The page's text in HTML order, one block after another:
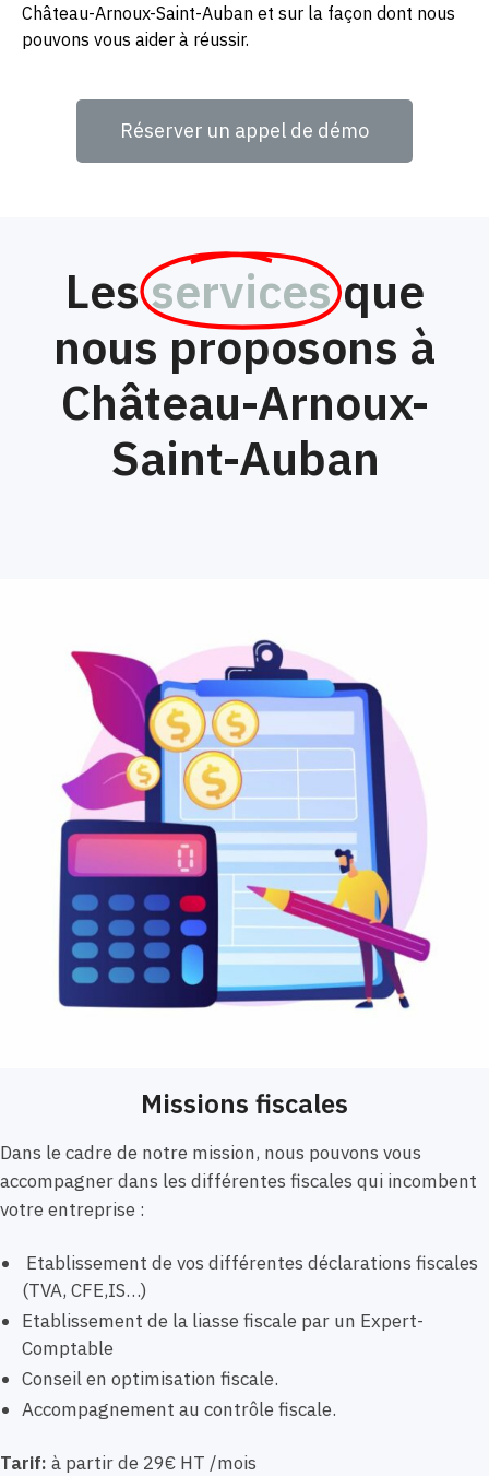
Château-Arnoux-Saint-Auban et sur la façon dont nous
pouvons vous aider à réussir.
Réserver un appel de démo
Lesservices que
nous proposons à
Château-Arnoux-
Saint-Auban
Missions fiscales
Dans le cadre de notre mission, nous pouvons vous
accompagner dans les différentes fiscales qui incombent
votre entreprise :
Etablissement de vos différentes déclarations fiscales
(TVA, CFE,IS…)
Etablissement de la liasse fiscale par un Expert-
Comptable
Conseil en optimisation fiscale.
Accompagnement au contrôle fiscale.
Tarif: à partir de 29€ HT /mois